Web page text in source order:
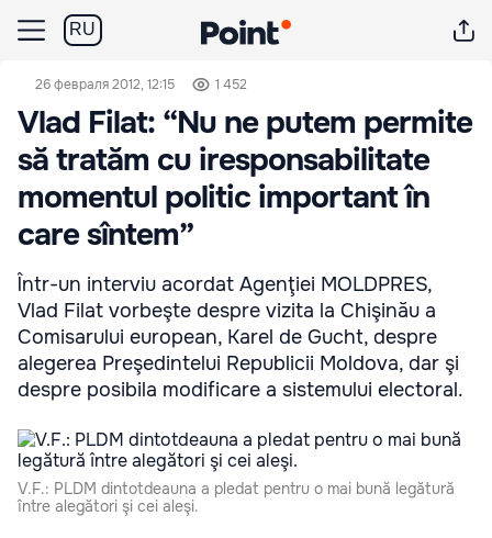
RU
26 февраля 2012, 12:15 1 452
Vlad Filat: “Nu ne putem permite
să tratăm cu iresponsabilitate
momentul politic important în
care sîntem”
Într-un interviu acordat Agenţiei MOLDPRES,
Vlad Filat vorbeşte despre vizita la Chişinău a
Comisarului european, Karel de Gucht, despre
alegerea Preşedintelui Republicii Moldova, dar şi
despre posibila modificare a sistemului electoral.
V.F.: PLDM dintotdeauna a pledat pentru o mai bună legătură
între alegători şi cei aleşi.